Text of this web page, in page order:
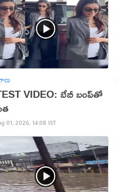
VIDEO: బేబీ బంప్‌తో
01, 2026, 14:08 IST